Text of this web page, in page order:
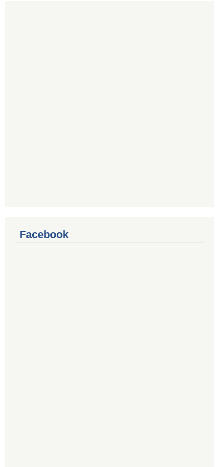
Facebook